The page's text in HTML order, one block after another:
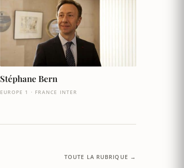
Stéphane Bern
EUROPE 1 · FRANCE INTER
TOUTE LA RUBRIQUE →